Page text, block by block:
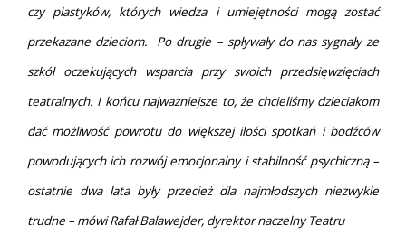
czy plastyków, których wiedza i umiejętności mogą zostać
przekazane dzieciom. Po drugie – spływały do nas sygnały ze
szkół oczekujących wsparcia przy swoich przedsięwzięciach
teatralnych. I końcu najważniejsze to, że chcieliśmy dzieciakom
dać możliwość powrotu do większej ilości spotkań i bodźców
powodujących ich rozwój emocjonalny i stabilność psychiczną –
ostatnie dwa lata były przecież dla najmłodszych niezwykle
trudne – mówi Rafał Balawejder, dyrektor naczelny Teatru